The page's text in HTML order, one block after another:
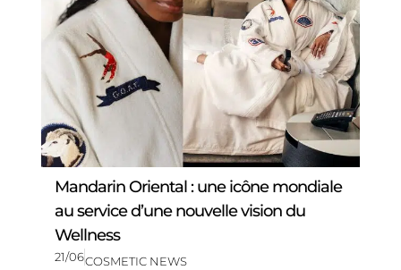
Mandarin Oriental : une icône mondiale
au service d’une nouvelle vision du
Wellness
21/06COSMETIC NEWS